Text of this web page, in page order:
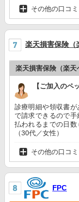
その他の口コ
楽天損害保険（
楽天損害保険（楽天
【ご加入のペ
診療明細や領収書
で請求できるので
払われるまでの日数
（30代／女性）
その他の口コ
FPC